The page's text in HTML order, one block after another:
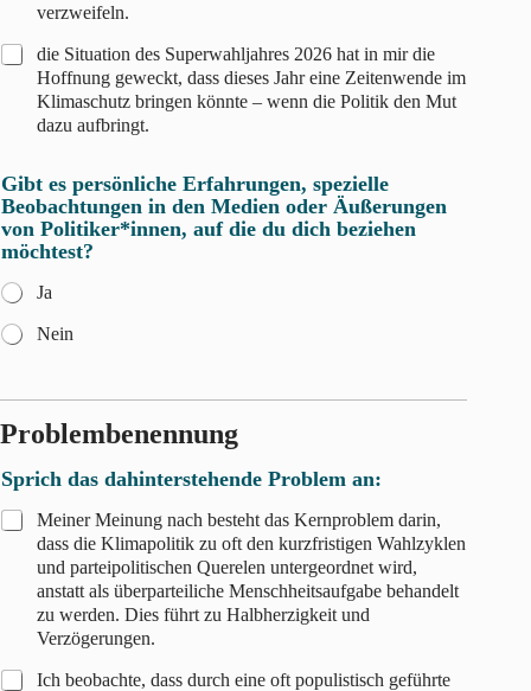
verzweifeln.
die Situation des Superwahljahres 2026 hat in mir die
Hoffnung geweckt, dass dieses Jahr eine Zeitenwende im
Klimaschutz bringen könnte – wenn die Politik den Mut
dazu aufbringt.
Gibt es persönliche Erfahrungen, spezielle
Beobachtungen in den Medien oder Äußerungen
von Politiker*innen, auf die du dich beziehen
möchtest?
Ja
Nein
Problembenennung
Sprich das dahinterstehende Problem an:
Meiner Meinung nach besteht das Kernproblem darin,
dass die Klimapolitik zu oft den kurzfristigen Wahlzyklen
und parteipolitischen Querelen untergeordnet wird,
anstatt als überparteiliche Menschheitsaufgabe behandelt
zu werden. Dies führt zu Halbherzigkeit und
Verzögerungen.
Ich beobachte, dass durch eine oft populistisch geführte